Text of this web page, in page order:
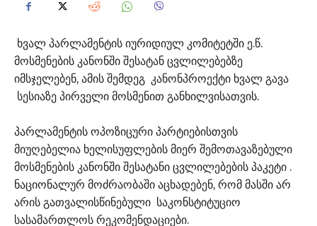
ხვალ პარლამენტის იურიდიულ კომიტეტში ე.წ.
მოსმენების კანონში შესატან ცვლილებებზე
იმსჯელებენ, ამის შემდეგ კანონპროექტი ხვალ გავა
სესიაზე პირველი მოსმენით განხილვისათვის.
პარლამენტის ოპოზიცური პარტიებისთვის
მიუღებელია ხელისუფლების მიერ შემოთავაზებული
მოსმენების კანონში შესატანი ცვლილებების პაკეტი .
ნაციონალურ მოძრაობაში აცხადებენ, რომ მასში არ
არის გათვალისწინებული საკონსტიტუციო
სასამართლოს რეკომენდაციები.